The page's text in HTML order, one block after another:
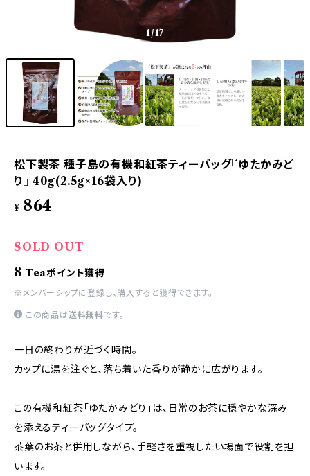
1/17
松下製茶 種子島の有機和紅茶ティーバッグ『ゆたかみど
り』 40g(2.5g×16袋入り)
¥ 864
SOLD OUT
8 Teaポイント獲得
※ メンバーシップに登録 し、購入すると獲得できます。
この商品は送料無料です。
一日の終わりが近づく時間。
カップに湯を注ぐと、落ち着いた香りが静かに広がります。
この有機和紅茶「ゆたかみどり」は、日常のお茶に穏やかな深み
を添えるティーバッグタイプ。
茶葉のお茶と併用しながら、手軽さを重視したい場面で役割を担
います。